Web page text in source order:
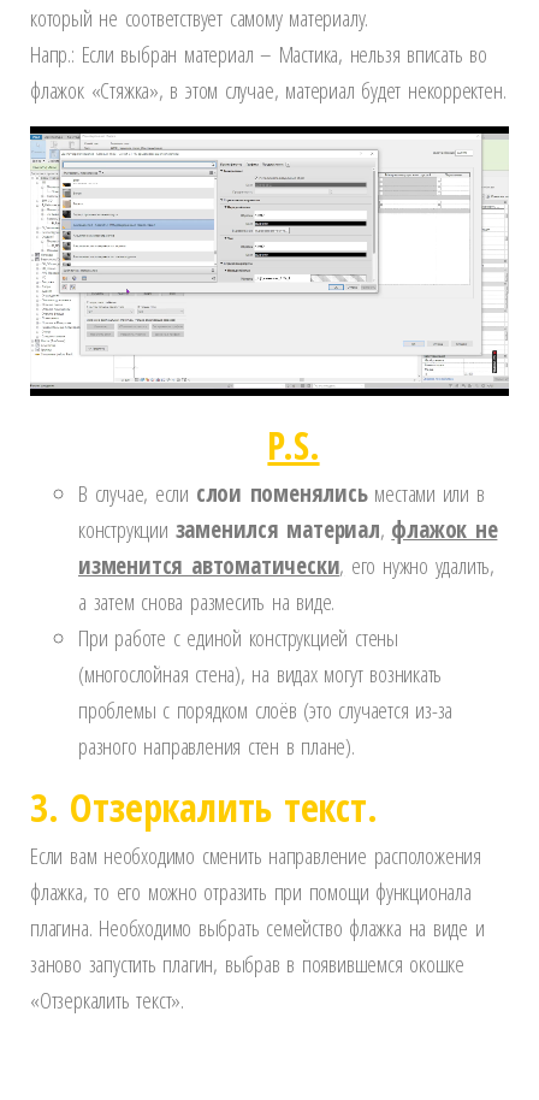
который не соответствует самому материалу.
Напр.: Если выбран материал – Мастика, нельзя вписать во
флажок «Стяжка», в этом случае, материал будет некорректен.
P.S.
В случае, если слои поменялисьместами или в
конструкции заменился материал, флажок не
изменится автоматически, его нужно удалить,
а затем снова размесить на виде.
При работе с единой конструкцией стены
(многослойная стена), на видах могут возникать
проблемы с порядком слоёв (это случается из-за
разного направления стен в плане).
3. Отзеркалить текст.
Если вам необходимо сменить направление расположения
флажка, то его можно отразить при помощи функционала
плагина. Необходимо выбрать семейство флажка на виде и
заново запустить плагин, выбрав в появившемся окошке
«Отзеркалить текст».